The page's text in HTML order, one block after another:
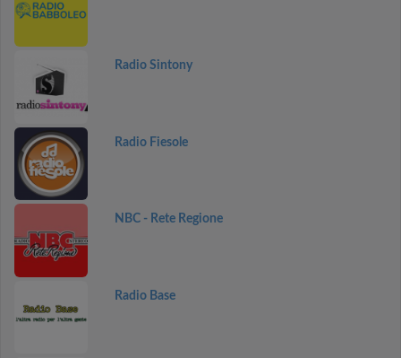
Radio Sintony
Radio Fiesole
NBC - Rete Regione
Radio Base